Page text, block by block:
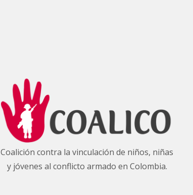
Coalición contra la vinculación de niños, niñas
y jóvenes al conflicto armado en Colombia.